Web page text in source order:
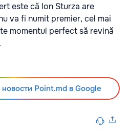
este că Ion Sturza are
va fi numit premier, cel mai
momentul perfect să revină
Point.md в Google